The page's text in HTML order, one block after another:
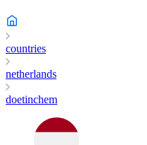
countries
netherlands
doetinchem